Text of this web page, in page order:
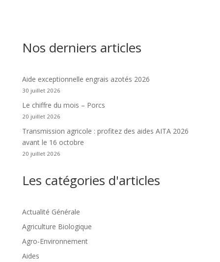
Nos derniers articles
Aide exceptionnelle engrais azotés 2026
30 juillet 2026
Le chiffre du mois – Porcs
20 juillet 2026
Transmission agricole : profitez des aides AITA 2026
avant le 16 octobre
20 juillet 2026
Les catégories d'articles
Actualité Générale
Agriculture Biologique
Agro-Environnement
Aides